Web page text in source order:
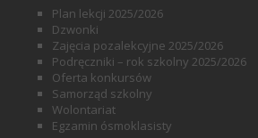
Plan lekcji 2025/2026
Dzwonki
Zajęcia pozalekcyjne 2025/2026
Podręczniki – rok szkolny 2025/2026
Oferta konkursów
Samorząd szkolny
Wolontariat
Egzamin ósmoklasisty